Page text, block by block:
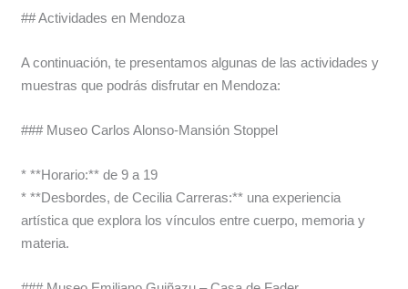
## Actividades en Mendoza
A continuación, te presentamos algunas de las actividades y
muestras que podrás disfrutar en Mendoza:
### Museo Carlos Alonso-Mansión Stoppel
* **Horario:** de 9 a 19
* **Desbordes, de Cecilia Carreras:** una experiencia
artística que explora los vínculos entre cuerpo, memoria y
materia.